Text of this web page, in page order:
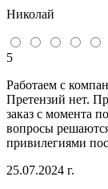
Николай
5
Работаем с
Претензий нет.
заказ с момента
вопросы
привилегиями
25.07.2024 г.